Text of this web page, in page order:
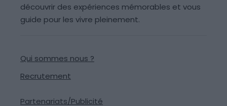
découvrir des expériences mémorables et vous
guide pour les vivre pleinement.
Qui sommes nous ?
Recrutement
Partenariats/Publicité